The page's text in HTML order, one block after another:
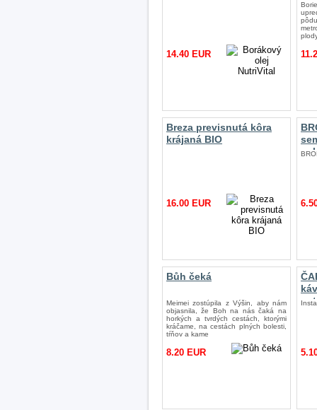
14.40 EUR
Breza previsnutá kôra
krájaná BIO
16.00 EUR
Bůh čeká
Meimei zostúpila z Výšin, aby nám
objasnila, že Boh na nás čaká na
horkých a tvrdých cestách, ktorými
kráčame, na cestách plných bolesti,
tŕňov a kame
8.20 EUR